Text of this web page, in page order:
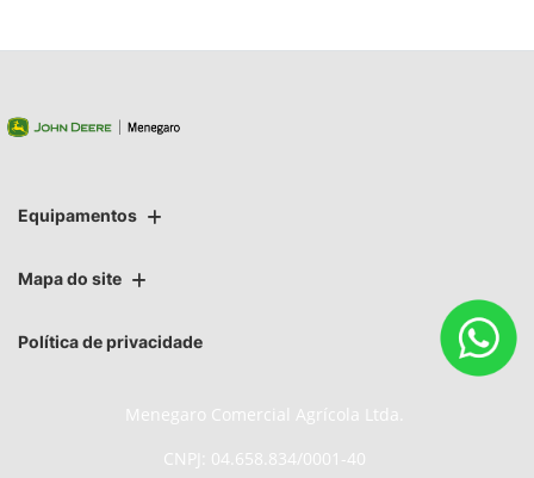
Equipamentos
Mapa do site
Política de privacidade
Menegaro Comercial Agrícola Ltda.
CNPJ: 04.658.834/0001-40